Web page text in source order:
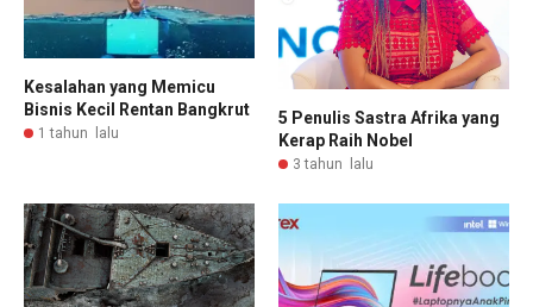
Kesalahan yang Memicu
Bisnis Kecil Rentan Bangkrut
1 tahun lalu
5 Penulis Sastra Afrika yang
Kerap Raih Nobel
3 tahun lalu